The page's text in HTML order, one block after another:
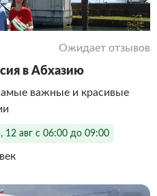
Ожидает отзывов
в Абхазию
важные и красивые
12 авг с 06:00 до 09:00